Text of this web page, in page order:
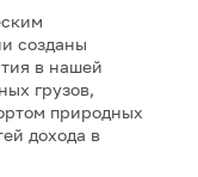
созданы
в нашей
грузов,
природных
дохода в